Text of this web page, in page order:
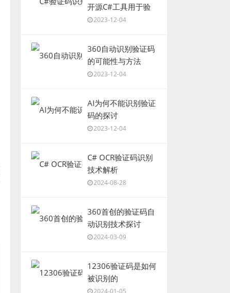
开源C#工具用于验
证码处理
2023-12-04
360自动识别验证码
的可能性与方法
2023-12-04
AI为何不能识别验证
码的探讨
2023-12-04
C# OCR验证码识别
技术解析
2024-08-28
360首创的验证码自
动识别技术探讨
2024-03-09
12306验证码是如何
被识别的
2024-01-05